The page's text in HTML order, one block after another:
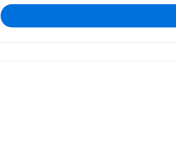
LOOK DEPORTIVO Y AUDAZ